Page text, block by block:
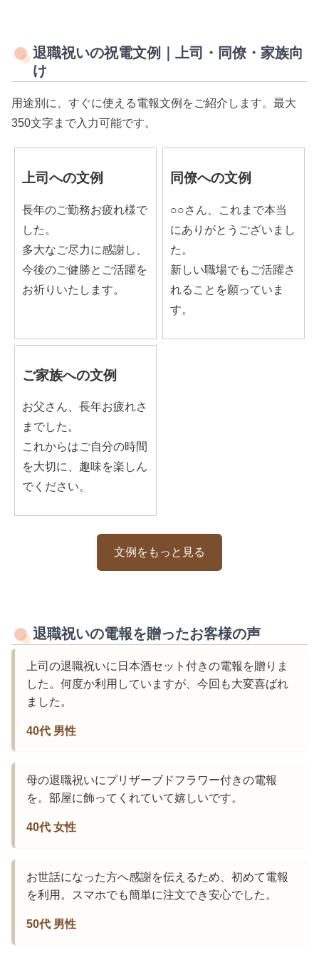
退職祝いの祝電文例｜上司・同僚・家族向
け
用途別に、すぐに使える電報文例をご紹介します。最大
350文字まで入力可能です。
上司への文例
長年のご勤務お疲れ様で
した。
多大なご尽力に感謝し、
今後のご健勝とご活躍を
お祈りいたします。
同僚への文例
○○さん、これまで本当
にありがとうございまし
た。
新しい職場でもご活躍さ
れることを願っていま
す。
ご家族への文例
お父さん、長年お疲れさ
までした。
これからはご自分の時間
を大切に、趣味を楽しん
でください。
文例をもっと見る
退職祝いの電報を贈ったお客様の声
上司の退職祝いに日本酒セット付きの電報を贈りま
した。何度か利用していますが、今回も大変喜ばれ
ました。
40代 男性
母の退職祝いにプリザーブドフラワー付きの電報
を。部屋に飾ってくれていて嬉しいです。
40代 女性
お世話になった方へ感謝を伝えるため、初めて電報
を利用。スマホでも簡単に注文でき安心でした。
50代 男性